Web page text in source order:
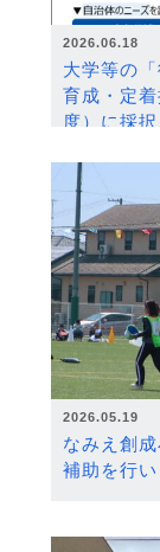
2026.06.18
大学等の
育成・定
度）に採択
2026.05.19
なみえ創
補助を行い